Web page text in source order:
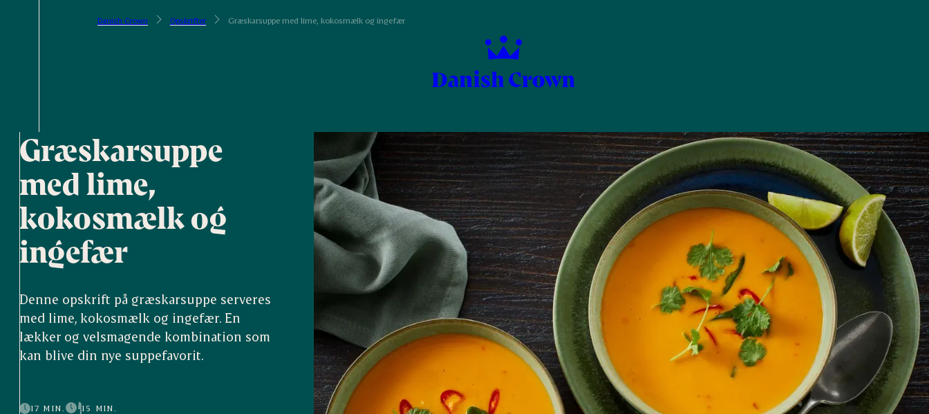
Danish Crown Opskrifter Græskarsuppe med lime, kokosmælk og ingefær
Græskarsuppe
med lime,
kokosmælk og
ingefær
Denne opskrift på græskarsuppe serveres
med lime, kokosmælk og ingefær. En
lækker og velsmagende kombination som
kan blive din nye suppefavorit.
17 MIN. 15 MIN.